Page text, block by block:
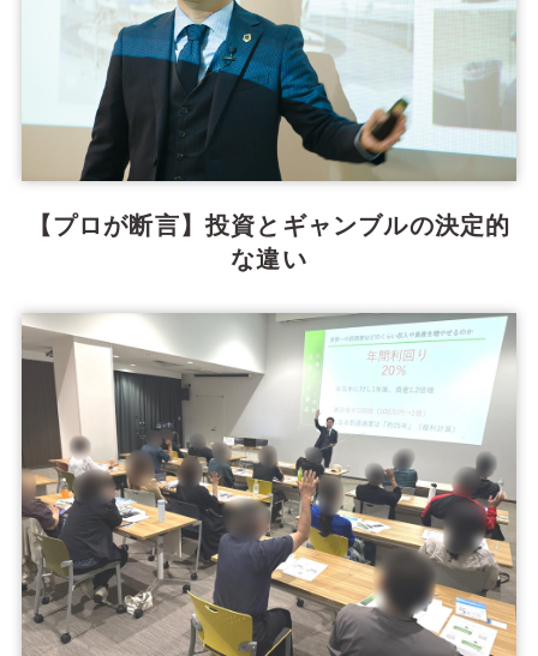
【プロが断言】投資とギャンブルの決定的
な違い